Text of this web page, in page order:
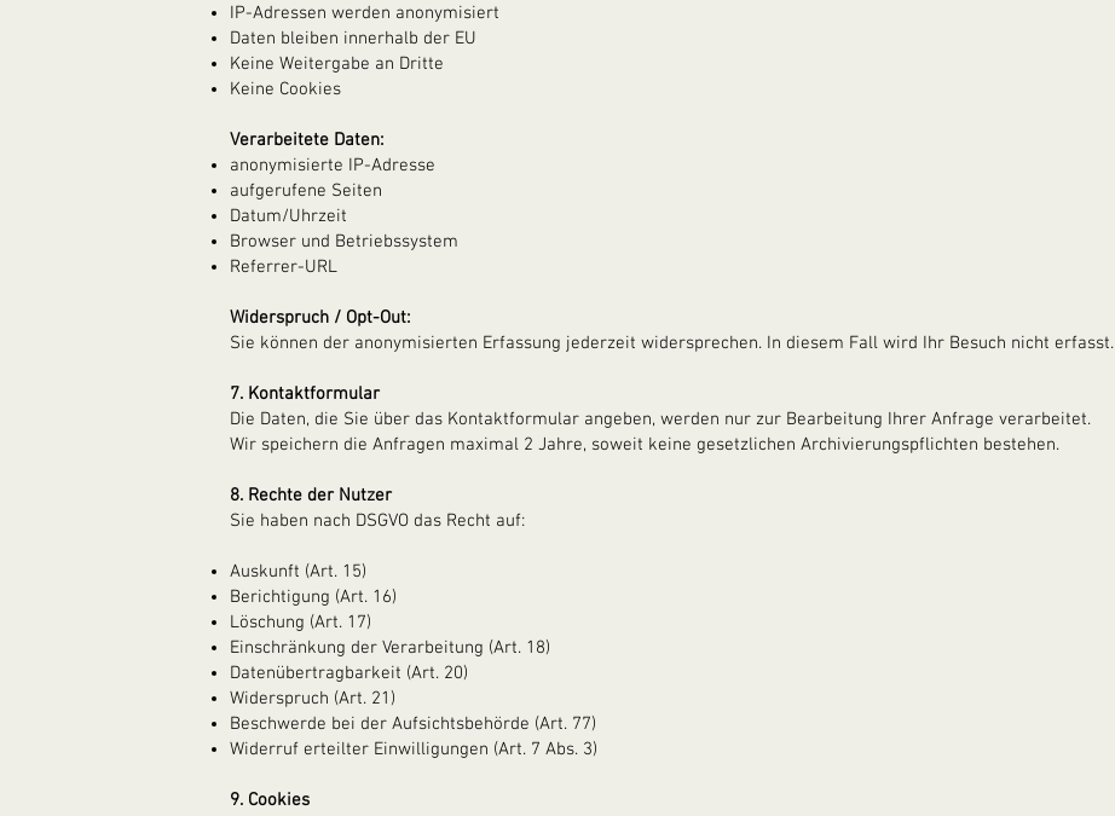
IP-Adressen werden anonymisiert
Daten bleiben innerhalb der EU
Keine Weitergabe an Dritte
Keine Cookies
Verarbeitete Daten:
anonymisierte IP-Adresse
aufgerufene Seiten
Datum/Uhrzeit
Browser und Betriebssystem
Referrer-URL
Widerspruch / Opt-Out:
Sie können der anonymisierten Erfassung jederzeit widersprechen. In diesem Fall wird Ihr Besuch nicht erfasst.
7. Kontaktformular
Die Daten, die Sie über das Kontaktformular angeben, werden nur zur Bearbeitung Ihrer Anfrage verarbeitet.
Wir speichern die Anfragen maximal 2 Jahre, soweit keine gesetzlichen Archivierungspflichten bestehen.
8. Rechte der Nutzer
Sie haben nach DSGVO das Recht auf:
Auskunft (Art. 15)
Berichtigung (Art. 16)
Löschung (Art. 17)
Einschränkung der Verarbeitung (Art. 18)
Datenübertragbarkeit (Art. 20)
Widerspruch (Art. 21)
Beschwerde bei der Aufsichtsbehörde (Art. 77)
Widerruf erteilter Einwilligungen (Art. 7 Abs. 3)
9. Cookies